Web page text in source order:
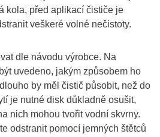
kola, před aplikací čističe je
veškeré volné nečistoty.
dle návodu výrobce. Na
uvedeno, jakým způsobem ho
by měl čistič působit, než do
je nutné disk důkladně osušit,
nich mohou tvořit vodní skvrny.
odstranit pomocí jemných štětců